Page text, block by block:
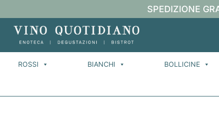
SPEDIZIONE
ROSSI BIANCHI BOLLICINE